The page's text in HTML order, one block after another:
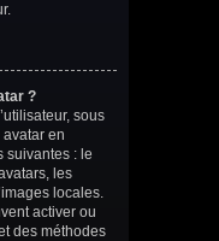
?
sous
en
suivantes : le
les
locales.
activer ou
des méthodes